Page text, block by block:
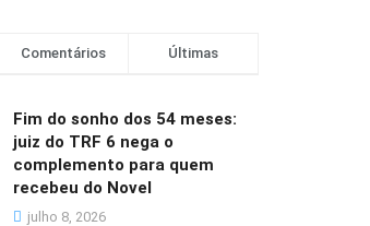
Comentários Últimas
Fim do sonho dos 54 meses:
juiz do TRF 6 nega o
complemento para quem
recebeu do Novel
julho 8, 2026